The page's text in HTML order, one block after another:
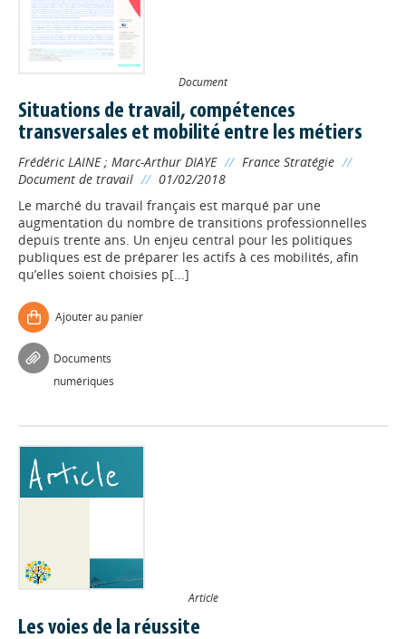
Document
Situations de travail, compétences
transversales et mobilité entre les métiers
Frédéric LAINE; Marc-Arthur DIAYE // France Stratégie //
Document de travail // 01/02/2018
Le marché du travail français est marqué par une
augmentation du nombre de transitions professionnelles
depuis trente ans. Un enjeu central pour les politiques
publiques est de préparer les actifs à ces mobilités, afin
qu’elles soient choisies p[...]
Ajouter au panier
Documents
numériques
Article
Les voies de la réussite